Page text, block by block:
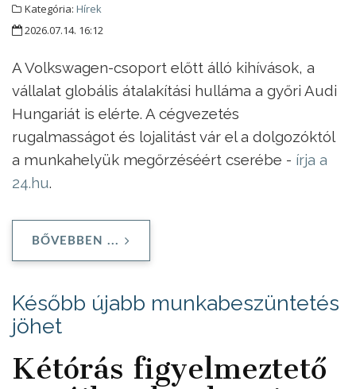
Kategória: Hírek
2026.07.14. 16:12
A Volkswagen-csoport előtt álló kihívások, a
vállalat globális átalakítási hulláma a győri Audi
Hungariát is elérte. A cégvezetés
rugalmasságot és lojalitást vár el a dolgozóktól
a munkahelyük megőrzéséért cserébe - írja a
24.hu.
BŐVEBBEN ...
Később újabb munkabeszüntetés
jöhet
Kétórás figyelmeztető